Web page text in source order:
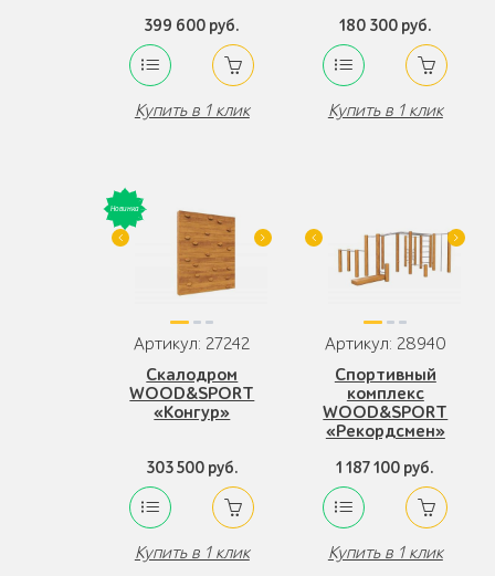
399 600 руб.
Купить в 1 клик
180 300 руб.
Купить в 1 клик
Артикул: 27242
Скалодром
WOOD&SPORT
«Конгур»
303 500 руб.
Купить в 1 клик
Артикул: 28940
Спортивный
комплекс
WOOD&SPORT
«Рекордсмен»
1 187 100 руб.
Купить в 1 клик